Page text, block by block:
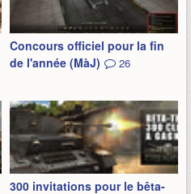
Concours officiel pour la fin
de l'année (MàJ)
26
300 invitations pour le bêta-